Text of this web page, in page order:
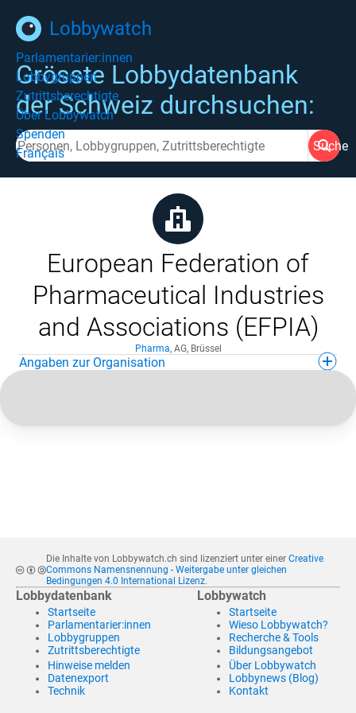
Lobbywatch
Parlamentarier:innen
Lobbygruppen
Zutrittsberechtigte
Über Lobbywatch
Spenden
Français
Grösste Lobbydatenbank
der Schweiz durchsuchen:
Suche
European Federation of
Pharmaceutical Industries
and Associations (EFPIA)
Pharma, AG, Brüssel
Angaben zur Organisation
Die Inhalte von Lobbywatch.ch sind lizenziert unter einer Creative
Commons Namensnennung - Weitergabe unter gleichen
Bedingungen 4.0 International Lizenz.
Lobbydatenbank
Startseite
Parlamentarier:innen
Lobbygruppen
Zutrittsberechtigte
Hinweise melden
Datenexport
Technik
Lobbywatch
Startseite
Wieso Lobbywatch?
Recherche & Tools
Bildungsangebot
Über Lobbywatch
Lobbynews (Blog)
Kontakt